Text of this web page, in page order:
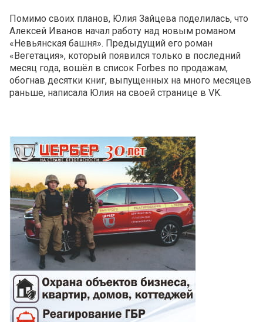
Помимо своих планов, Юлия Зайцева поделилась, что
Алексей Иванов начал работу над новым романом
«Невьянская башня». Предыдущий его роман
«Вегетация», который появился только в последний
месяц года, вошёл в список Forbes по продажам,
обогнав десятки книг, выпущенных на много месяцев
раньше, написала Юлия на своей странице в VK.